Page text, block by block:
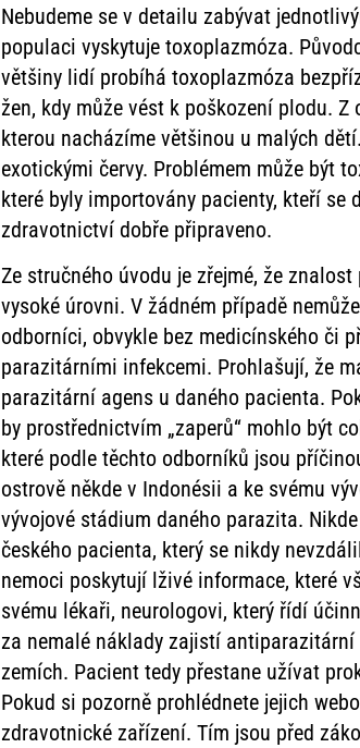
Nebudeme se v detailu zabývat
populaci vyskytuje toxoplazmóza.
většiny lidí probíhá toxoplazmóza
žen, kdy může vést k poškození plodu.
kterou nacházíme většinou u malých
exotickými červy. Problémem může být
které byly importovány pacienty, kteří
zdravotnictví dobře připraveno.
Ze stručného úvodu je zřejmé, že
vysoké úrovni. V žádném případě
odborníci, obvykle bez medicínského či
parazitárními infekcemi. Prohlašují, že
parazitární agens u daného pacienta.
by prostřednictvím „zaperů“ mohlo být
které podle těchto odborníků jsou
ostrově někde v Indonésii a ke svému
vývojové stádium daného parazita.
českého pacienta, který se nikdy
nemoci poskytují lživé informace, které
svému lékaři, neurologovi, který řídí
za nemalé náklady zajistí
zemích. Pacient tedy přestane užívat
Pokud si pozorně prohlédnete jejich
zdravotnické zařízení. Tím jsou před